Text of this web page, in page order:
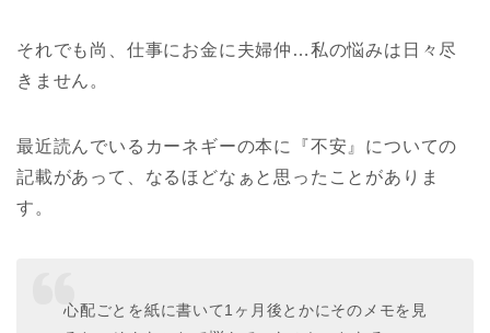
それでも尚、仕事にお金に夫婦仲…私の悩みは日々尽
きません。
最近読んでいるカーネギーの本に『不安』についての
記載があって、なるほどなぁと思ったことがありま
す。
心配ごとを紙に書いて1ヶ月後とかにそのメモを見